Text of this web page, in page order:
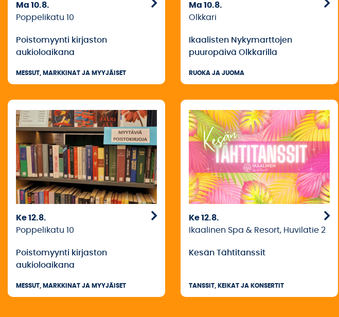
Ma 10.8.
Poppelikatu 10
Poistomyynti kirjaston
aukioloaikana
MESSUT, MARKKINAT JA MYYJÄISET
Ma 10.8.
Olkkari
Ikaalisten Nykymarttojen
puuropäivä Olkkarilla
RUOKA JA JUOMA
Ke 12.8.
Poppelikatu 10
Poistomyynti kirjaston
aukioloaikana
MESSUT, MARKKINAT JA MYYJÄISET
Ke 12.8.
Ikaalinen Spa & Resort, Huvilatie 2
Kesän Tähtitanssit
TANSSIT, KEIKAT JA KONSERTIT